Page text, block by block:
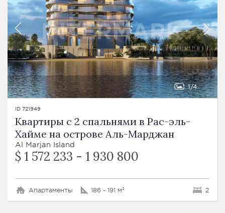
1 4
ID 721949
Квартиры с 2 спальнями в Рас-эль-
Хайме на острове Аль-Марджан
Al Marjan Island
$ 1 572 233 - 1 930 800
Апартаменты 186 - 191 м² 2